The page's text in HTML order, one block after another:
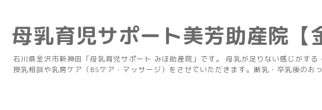
母乳育児サポート美芳助産院【
石川県金沢市新神田「母乳育児サポート みほ助産院」です。 母乳が足りない感じがす
授乳相談や乳房ケア（BSケア・マッサージ）をさせていただきます。断乳・卒乳後のお